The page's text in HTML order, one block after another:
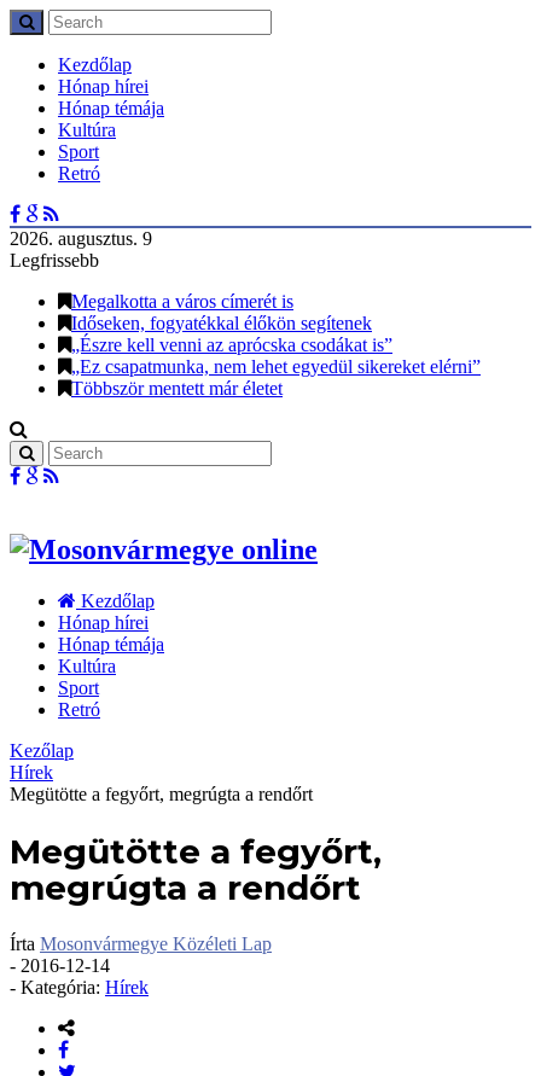
Kezdőlap
Hónap hírei
Hónap témája
Kultúra
Sport
Retró
2026. augusztus. 9
Legfrissebb
Megalkotta a város címerét is
Időseken, fogyatékkal élőkön segítenek
„Észre kell venni az aprócska csodákat is”
„Ez csapatmunka, nem lehet egyedül sikereket elérni”
Többször mentett már életet
Kezdőlap
Hónap hírei
Hónap témája
Kultúra
Sport
Retró
Kezőlap
Hírek
Megütötte a fegyőrt, megrúgta a rendőrt
Megütötte a fegyőrt,
megrúgta a rendőrt
Írta Mosonvármegye Közéleti Lap
- 2016-12-14
- Kategória: Hírek